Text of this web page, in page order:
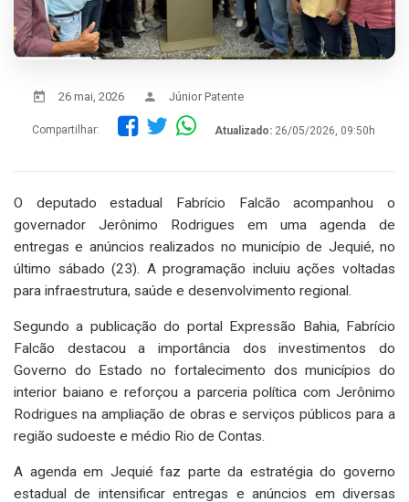
26 mai, 2026 Júnior Patente
Compartilhar: Atualizado: 26/05/2026, 09:50h
O deputado estadual Fabrício Falcão acompanhou o
governador Jerônimo Rodrigues em uma agenda de
entregas e anúncios realizados no município de Jequié, no
último sábado (23). A programação incluiu ações voltadas
para infraestrutura, saúde e desenvolvimento regional.
Segundo a publicação do portal Expressão Bahia, Fabrício
Falcão destacou a importância dos investimentos do
Governo do Estado no fortalecimento dos municípios do
interior baiano e reforçou a parceria política com Jerônimo
Rodrigues na ampliação de obras e serviços públicos para a
região sudoeste e médio Rio de Contas.
A agenda em Jequié faz parte da estratégia do governo
estadual de intensificar entregas e anúncios em diversas